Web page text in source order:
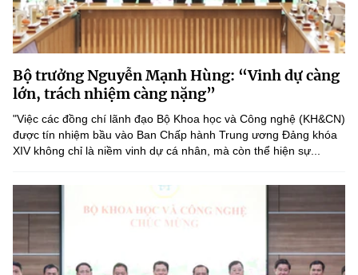
Cơ cấu tổ chức
Lịch sử phát triển
Sở Khoa học và Công nghệ
Khoa học và Công nghệ
Đổi mới sáng tạo
Chuyển đổi số
Bưu chính, Viễn thông
Tiêu chuẩn, đo lường, chất lượng
Dịch vụ công
Hệ thống văn bản
Văn bản QPPL
Văn bản chỉ đạo điều hành
Lấy ý kiến người dân về dự thảo VBQPPL
MST IOFFICE
THỐNG KÊ
Khoa học và Công nghệ
Bưu chính, Viễn thông
Multimedia
THƯ ĐIỆN TỬ
Videos
Bộ trưởng Nguyễn Mạnh Hùng: “Vinh dự càng
lớn, trách nhiệm càng nặng”
"Việc các đồng chí lãnh đạo Bộ Khoa học và Công nghệ (KH&CN)
được tín nhiệm bầu vào Ban Chấp hành Trung ương Đảng khóa
XIV không chỉ là niềm vinh dự cá nhân, mà còn thể hiện sự...